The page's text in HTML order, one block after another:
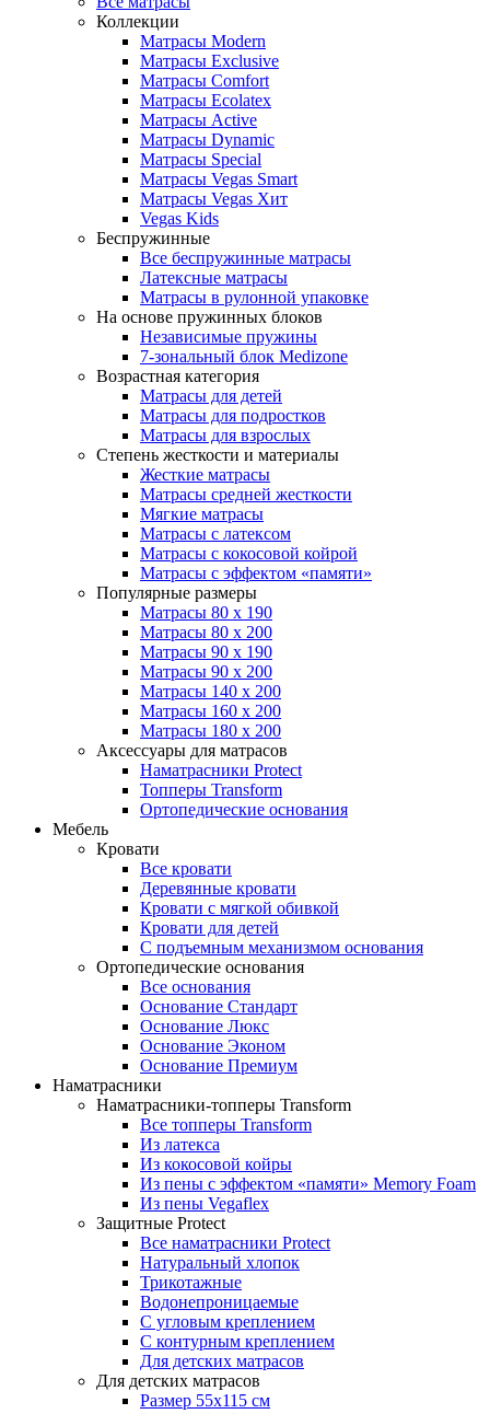
Коллекции
Матрасы Modern
Матрасы Exclusive
Матрасы Comfort
Матрасы Ecolatex
Матрасы Active
Матрасы Dynamic
Матрасы Special
Матрасы Vegas Smart
Матрасы Vegas Хит
Vegas Kids
Беспружинные
Все беспружинные матрасы
Латексные матрасы
Матрасы в рулонной упаковке
На основе пружинных блоков
Независимые пружины
7-зональный блок Medizone
Возрастная категория
Матрасы для детей
Матрасы для подростков
Матрасы для взрослых
Степень жесткости и материалы
Жесткие матрасы
Матрасы средней жесткости
Мягкие матрасы
Матрасы с латексом
Матрасы с кокосовой койрой
Матрасы с эффектом «памяти»
Популярные размеры
Матрасы 80 x 190
Матрасы 80 x 200
Матрасы 90 x 190
Матрасы 90 x 200
Матрасы 140 x 200
Матрасы 160 x 200
Матрасы 180 x 200
Аксессуары для матрасов
Наматрасники Protect
Топперы Transform
Ортопедические основания
Мебель
Кровати
Все кровати
Деревянные кровати
Кровати с мягкой обивкой
Кровати для детей
С подъемным механизмом основания
Ортопедические основания
Все основания
Основание Стандарт
Основание Люкс
Основание Эконом
Основание Премиум
Наматрасники
Наматрасники-топперы Transform
Все топперы Transform
Из латекса
Из кокосовой койры
Из пены с эффектом «памяти» Memory Foam
Из пены Vegaflex
Защитные Protect
Все наматрасники Protect
Натуральный хлопок
Трикотажные
Водонепроницаемые
С угловым креплением
С контурным креплением
Для детских матрасов
Для детских матрасов
Размер 55x115 см